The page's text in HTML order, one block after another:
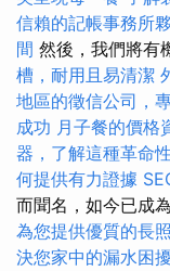
信賴的記帳事務所
間 然後，我們將有
槽，耐用且易清潔
地區的徵信公司，
成功 月子餐的價格
器，了解這種革命
何提供有力證據
而聞名，如今已成
為您提供優質的長
決您家中的漏水困擾